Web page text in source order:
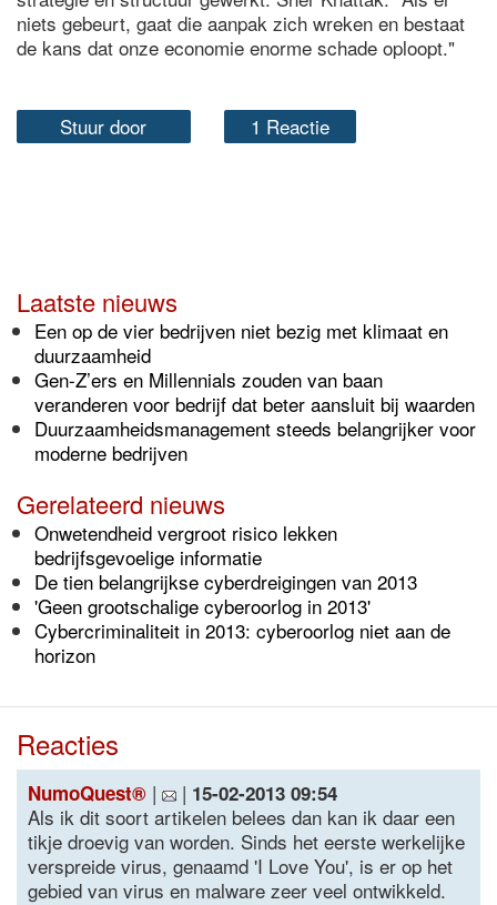
niets gebeurt, gaat die aanpak zich wreken en bestaat
de kans dat onze economie enorme schade oploopt."
Stuur door 1 Reactie
Laatste nieuws
Een op de vier bedrijven niet bezig met klimaat en
duurzaamheid
Gen-Z’ers en Millennials zouden van baan
veranderen voor bedrijf dat beter aansluit bij waarden
Duurzaamheidsmanagement steeds belangrijker voor
moderne bedrijven
Gerelateerd nieuws
Onwetendheid vergroot risico lekken
bedrijfsgevoelige informatie
De tien belangrijkse cyberdreigingen van 2013
'Geen grootschalige cyberoorlog in 2013'
Cybercriminaliteit in 2013: cyberoorlog niet aan de
horizon
Reacties
NumoQuest® | | 15-02-2013 09:54
Als ik dit soort artikelen belees dan kan ik daar een
tikje droevig van worden. Sinds het eerste werkelijke
verspreide virus, genaamd 'I Love You', is er op het
gebied van virus en malware zeer veel ontwikkeld.